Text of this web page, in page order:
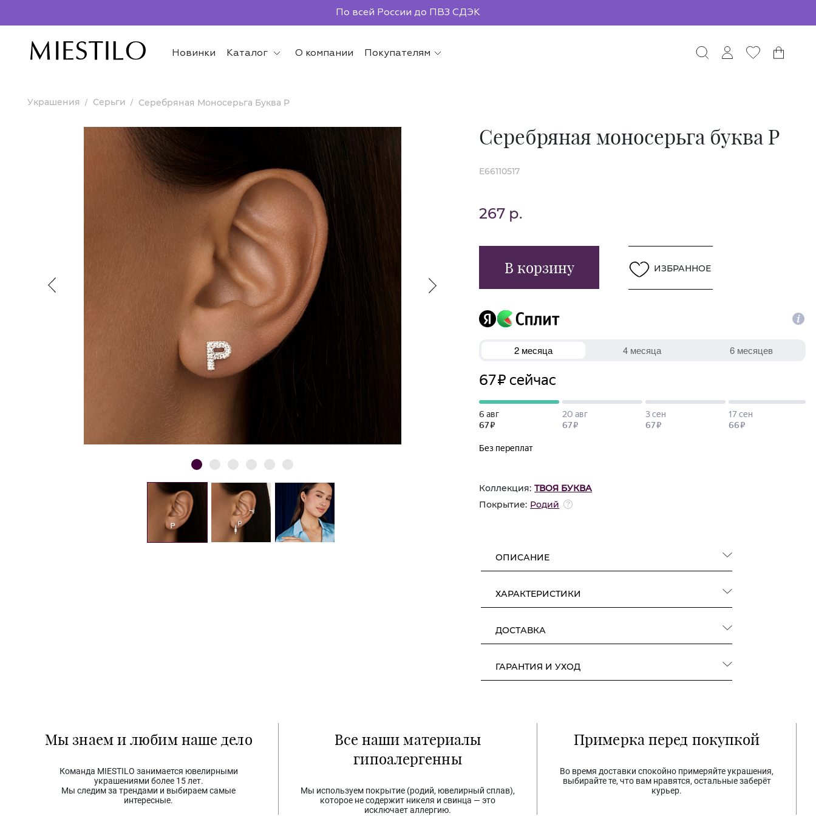
По всей России до ПВЗ СДЭК
Новинки Каталог О компании Покупателям
Украшения Серьги Серебряная Моносерьга Буква P
Серебряная моносерьга буква P
E66110517
267 р.
В корзину ИЗБРАННОЕ
Коллекция: ТВОЯ БУКВА
Покрытие: Родий
ОПИСАНИЕ
ХАРАКТЕРИСТИКИ
ДОСТАВКА
ГАРАНТИЯ И УХОД
Мы знаем и любим наше дело
Команда MIESTILO занимается ювелирными
украшениями более 15 лет.
Мы следим за трендами и выбираем самые
интересные.
Все наши материалы
гипоалергенны
Мы используем покрытие (родий, ювелирный сплав),
которое не содержит никеля и свинца — это
исключает аллергию.
Примерка перед покупкой
Во время доставки спокойно примеряйте украшения,
выбирайте те, что вам нравятся, остальные заберёт
курьер.